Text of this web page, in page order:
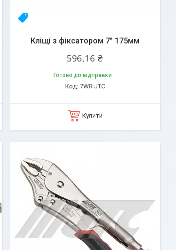
Кліщі з фіксатором 7" 175мм
596,16 ₴
Готово до відправки
7WR JTC
Купити